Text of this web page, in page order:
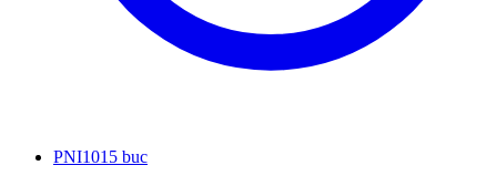
PNI1015 buc